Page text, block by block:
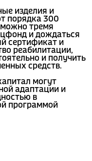
изделия и
порядка 300
тремя
и дождаться
сертификат и
реабилитации,
и получить
средств.
могут
адаптации и
в
программой